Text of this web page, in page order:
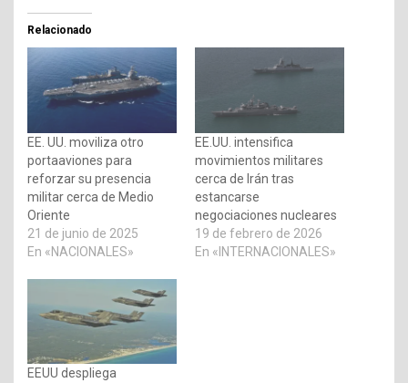
Relacionado
EE. UU. moviliza otro
portaaviones para
reforzar su presencia
militar cerca de Medio
Oriente
21 de junio de 2025
En «NACIONALES»
EE.UU. intensifica
movimientos militares
cerca de Irán tras
estancarse
negociaciones nucleares
19 de febrero de 2026
En «INTERNACIONALES»
EEUU despliega